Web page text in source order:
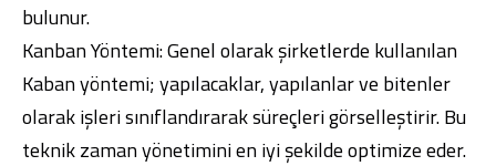
bulunur.
Kanban Yöntemi: Genel olarak şirketlerde kullanılan
Kaban yöntemi; yapılacaklar, yapılanlar ve bitenler
olarak işleri sınıflandırarak süreçleri görselleştirir. Bu
teknik zaman yönetimini en iyi şekilde optimize eder.